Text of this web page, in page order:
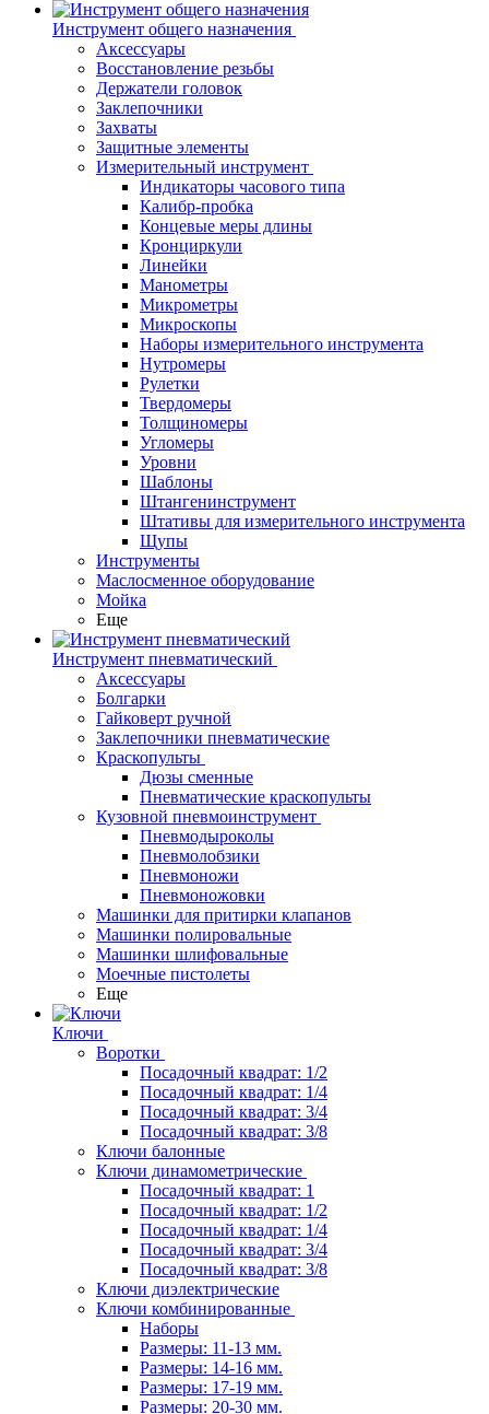
Инструмент общего назначения
Аксессуары
Восстановление резьбы
Держатели головок
Заклепочники
Захваты
Защитные элементы
Измерительный инструмент
Индикаторы часового типа
Калибр-пробка
Концевые меры длины
Кронциркули
Линейки
Манометры
Микрометры
Микроскопы
Наборы измерительного инструмента
Нутромеры
Рулетки
Твердомеры
Толщиномеры
Угломеры
Уровни
Шаблоны
Штангенинструмент
Штативы для измерительного инструмента
Щупы
Инструменты
Маслосменное оборудование
Мойка
Еще
Инструмент пневматический
Аксессуары
Болгарки
Гайковерт ручной
Заклепочники пневматические
Краскопульты
Дюзы сменные
Пневматические краскопульты
Кузовной пневмоинструмент
Пневмодыроколы
Пневмолобзики
Пневмоножи
Пневмоножовки
Машинки для притирки клапанов
Машинки полировальные
Машинки шлифовальные
Моечные пистолеты
Еще
Ключи
Воротки
Посадочный квадрат: 1/2
Посадочный квадрат: 1/4
Посадочный квадрат: 3/4
Посадочный квадрат: 3/8
Ключи балонные
Ключи динамометрические
Посадочный квадрат: 1
Посадочный квадрат: 1/2
Посадочный квадрат: 1/4
Посадочный квадрат: 3/4
Посадочный квадрат: 3/8
Ключи диэлектрические
Ключи комбинированные
Наборы
Размеры: 11-13 мм.
Размеры: 14-16 мм.
Размеры: 17-19 мм.
Размеры: 20-30 мм.